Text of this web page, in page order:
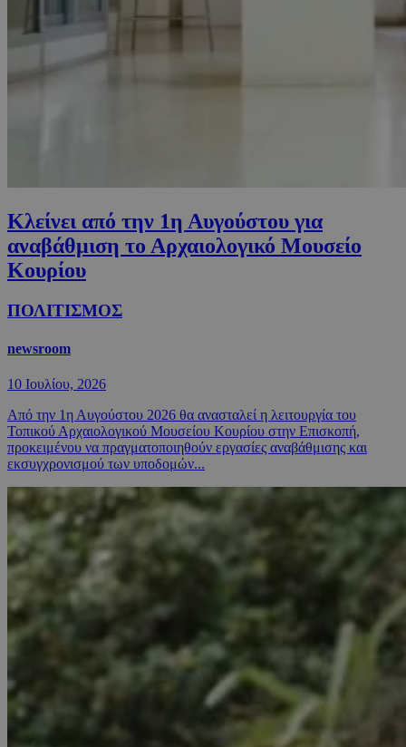
Κλείνει από την 1η Αυγούστου για
αναβάθμιση το Αρχαιολογικό Μουσείο
Κουρίου
ΠΟΛΙΤΙΣΜΟΣ
newsroom
10 Ιουλίου, 2026
Από την 1η Αυγούστου 2026 θα ανασταλεί η λειτουργία του
Τοπικού Αρχαιολογικού Μουσείου Κουρίου στην Επισκοπή,
προκειμένου να πραγματοποιηθούν εργασίες αναβάθμισης και
εκσυγχρονισμού των υποδομών...